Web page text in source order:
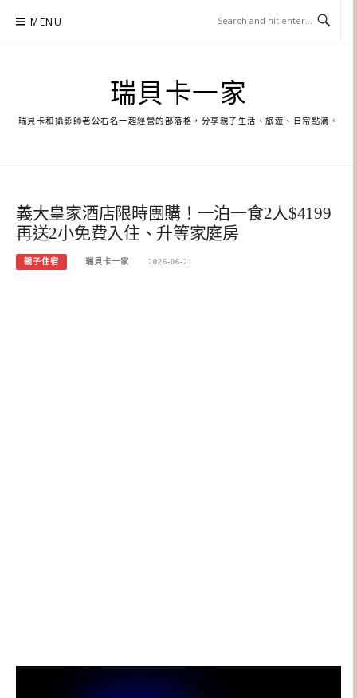
MENU
瑞貝卡一家
瑞貝卡和攝影師老公右名一起經營的部落格，分享親子生活、旅遊、日常點滴。
義大皇家酒店限時團購！一泊一食2人$4199
再送2小免費入住、升等家庭房
親子住宿 瑞貝卡一家 2026-06-21